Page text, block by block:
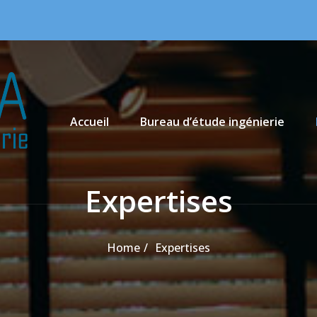
Primary Menu
Accueil
Bureau d’étude ingénierie
Expertises
Home Expertises